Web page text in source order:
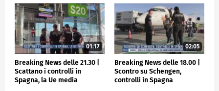
01:17
Breaking News delle 21.30 |
Scattano i controlli in
Spagna, la Ue media
02:05
Breaking News delle 18.00 |
Scontro su Schengen,
controlli in Spagna